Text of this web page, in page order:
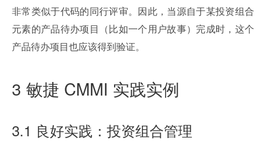
非常类似于代码的同行评审。因此，当源自于某投资组合
元素的产品待办项目（比如一个用户故事）完成时，这个
产品待办项目也应该得到验证。
3 敏捷 CMMI 实践实例
3.1 良好实践：投资组合管理